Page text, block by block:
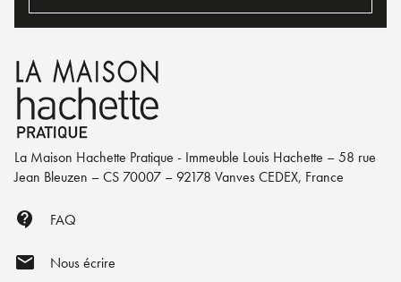
La Maison Hachette Pratique - Immeuble Louis Hachette – 58 rue
Jean Bleuzen – CS 70007 – 92178 Vanves CEDEX, France
contact_support FAQ
mail Nous écrire